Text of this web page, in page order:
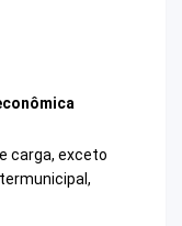
carga, exceto